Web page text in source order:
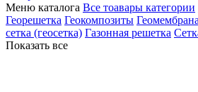
Меню каталога Все тоавары категории
Георешетка Геокомпозиты
сетка (геосетка) Газонная решетка
Показать все